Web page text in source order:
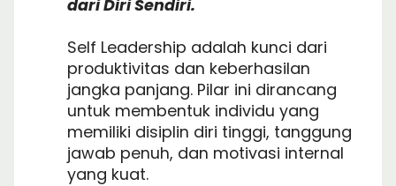
dari Diri Sendiri.
Self Leadership adalah kunci dari
produktivitas dan keberhasilan
jangka panjang. Pilar ini dirancang
untuk membentuk individu yang
memiliki disiplin diri tinggi, tanggung
jawab penuh, dan motivasi internal
yang kuat.